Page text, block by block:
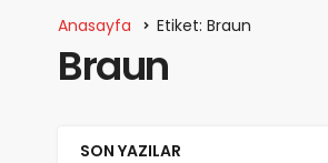
Anasayfa Etiket: Braun
Braun
SON YAZILAR